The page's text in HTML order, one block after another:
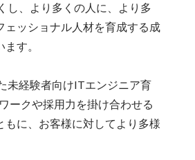
し、より多くの人に、より多
ェッショナル人材を育成する成
す。
未経験者向けITエンジニア育
ークや採用力を掛け合わせる
に、お客様に対してより多様